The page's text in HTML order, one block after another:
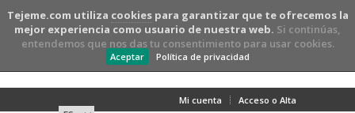
Tejeme.com utiliza cookiespara garantizar que te ofrecemos la
mejor experiencia como usuario de nuestra web. Si continúas,
entendemos que nos das tu consentimiento para usar cookies.
Aceptar Política de privacidad
Mi cuenta Acceso o Alta